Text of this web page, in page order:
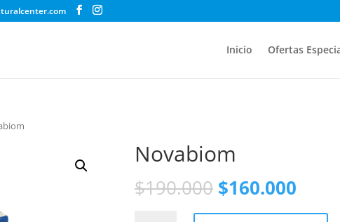
Inicio Ofertas
Novabiom
$190.000 $160.000